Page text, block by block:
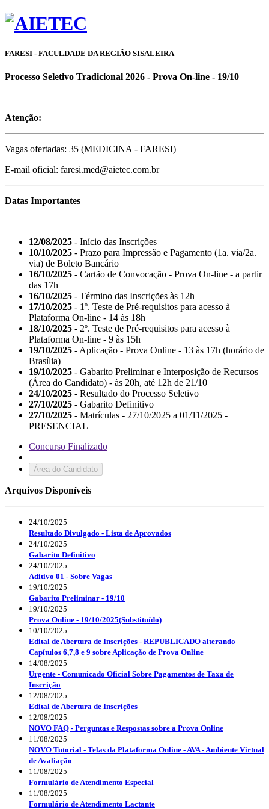
FARESI - FACULDADE DA REGIÃO SISALEIRA
Processo Seletivo Tradicional 2026 - Prova On-line - 19/10
Atenção:
Vagas ofertadas: 35 (MEDICINA - FARESI)
E-mail oficial: faresi.med@aietec.com.br
Datas Importantes
12/08/2025 - Início das Inscrições
10/10/2025 - Prazo para Impressão e Pagamento (1a. via/2a.
via) de Boleto Bancário
16/10/2025 - Cartão de Convocação - Prova On-line - a partir
das 17h
16/10/2025 - Término das Inscrições às 12h
17/10/2025 - 1º. Teste de Pré-requisitos para acesso à
Plataforma On-line - 14 às 18h
18/10/2025 - 2º. Teste de Pré-requisitos para acesso à
Plataforma On-line - 9 às 15h
19/10/2025 - Aplicação - Prova Online - 13 às 17h (horário de
Brasília)
19/10/2025 - Gabarito Preliminar e Interposição de Recursos
(Área do Candidato) - às 20h, até 12h de 21/10
24/10/2025 - Resultado do Processo Seletivo
27/10/2025 - Gabarito Definitivo
27/10/2025 - Matrículas - 27/10/2025 a 01/11/2025 -
PRESENCIAL
Concurso Finalizado
Área do Candidato
Arquivos Disponíveis
24/10/2025
Resultado Divulgado - Lista de Aprovados
24/10/2025
Gabarito Definitivo
24/10/2025
Aditivo 01 - Sobre Vagas
19/10/2025
Gabarito Preliminar - 19/10
19/10/2025
Prova Online - 19/10/2025(Substituído)
10/10/2025
Edital de Abertura de Inscrições - REPUBLICADO alterando
Capítulos 6,7,8 e 9 sobre Aplicação de Prova Online
14/08/2025
Urgente - Comunicado Oficial Sobre Pagamentos de Taxa de
Inscrição
12/08/2025
Edital de Abertura de Inscrições
12/08/2025
NOVO FAQ - Perguntas e Respostas sobre a Prova Online
11/08/2025
NOVO Tutorial - Telas da Plataforma Online - AVA - Ambiente Virtual
de Avaliação
11/08/2025
Formulário de Atendimento Especial
11/08/2025
Formulário de Atendimento Lactante